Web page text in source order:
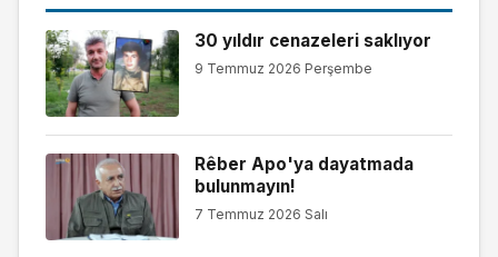
30 yıldır cenazeleri saklıyor
9 Temmuz 2026 Perşembe
Rêber Apo'ya dayatmada
bulunmayın!
7 Temmuz 2026 Salı